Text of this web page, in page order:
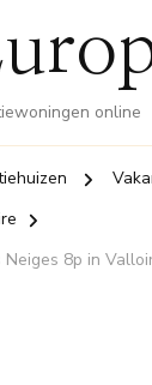
online
Neiges 8p in